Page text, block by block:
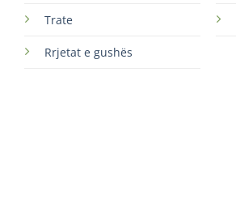
Trate
Rrjetat e gushës